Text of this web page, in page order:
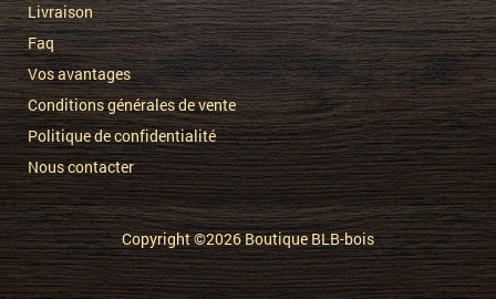
Livraison
Faq
Vos avantages
Conditions générales de vente
Politique de confidentialité
Nous contacter
Copyright ©2026Boutique BLB-bois